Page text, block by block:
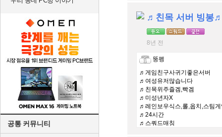
공통 커뮤니티
♬친목 서버 빙봉
8년 전
뚱펭
♬게임친구사귀기좋은서버
♬여성유저많습니다
♬친목위주즐겜,빡겜
♬미성년자X
♬레인보우식스,롤,옵치,스팀게
♬24시간
♬스쿼드매칭